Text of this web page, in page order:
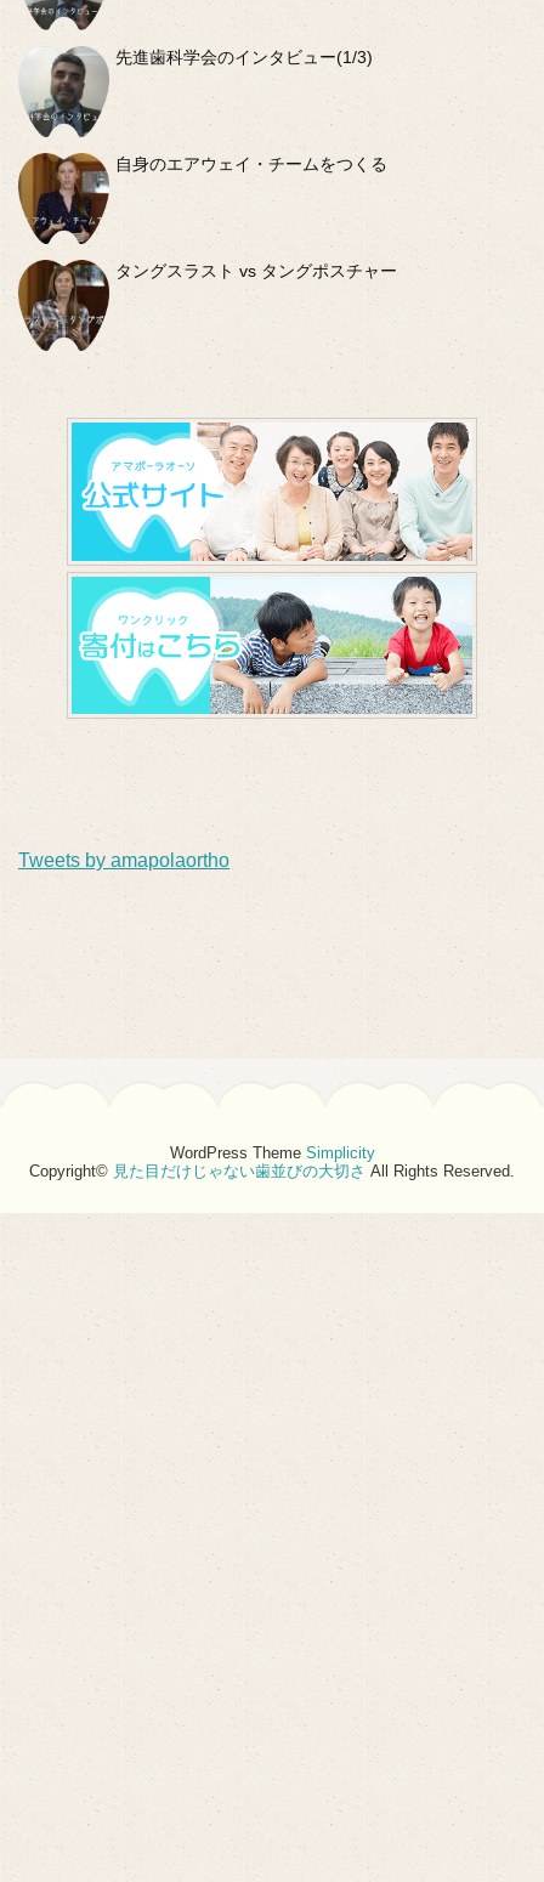
先進歯科学会のインタビュー(1/3)
自身のエアウェイ・チームをつくる
タングスラスト vs タングポスチャー
Tweets by amapolaortho
WordPress Theme Simplicity
Copyright© 見た目だけじゃない歯並びの大切さ All Rights Reserved.